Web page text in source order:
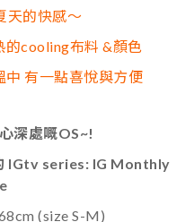
天的快感～
的cooling布料 &顏色
中 有一點喜悅與方便
深處嘅OS~!
IGtv series: IG Monthly
(size S-M)